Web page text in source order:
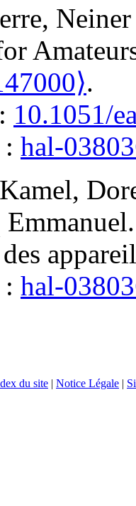
, Neiner
.
10.1051/
hal-
Kamel,
Emmanuel
hal-
du site | Notice Légale |